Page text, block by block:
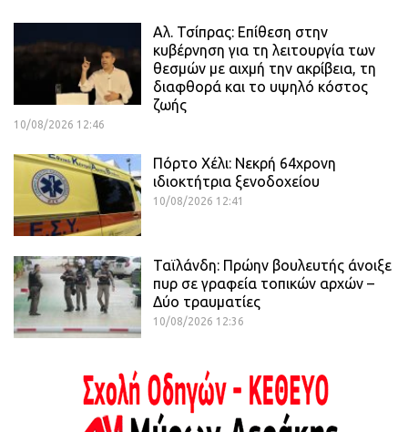
Αλ. Τσίπρας: Επίθεση στην
κυβέρνηση για τη λειτουργία των
θεσμών με αιχμή την ακρίβεια, τη
διαφθορά και το υψηλό κόστος
ζωής
10/08/2026 12:46
Πόρτο Χέλι: Νεκρή 64χρονη
ιδιοκτήτρια ξενοδοχείου
10/08/2026 12:41
Ταϊλάνδη: Πρώην βουλευτής άνοιξε
πυρ σε γραφεία τοπικών αρχών –
Δύο τραυματίες
10/08/2026 12:36